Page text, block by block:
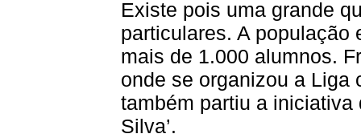
Existe pois uma grande
particulares. A população
mais de 1.000 alumnos.
onde se organizou a Liga
também partiu a iniciativa
Silva’.